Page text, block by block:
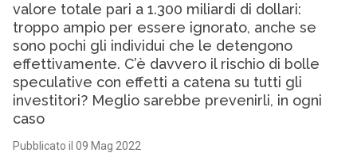
valore totale pari a 1.300 miliardi di dollari:
troppo ampio per essere ignorato, anche se
sono pochi gli individui che le detengono
effettivamente. C’è davvero il rischio di bolle
speculative con effetti a catena su tutti gli
investitori? Meglio sarebbe prevenirli, in ogni
caso
Pubblicato il 09 Mag 2022